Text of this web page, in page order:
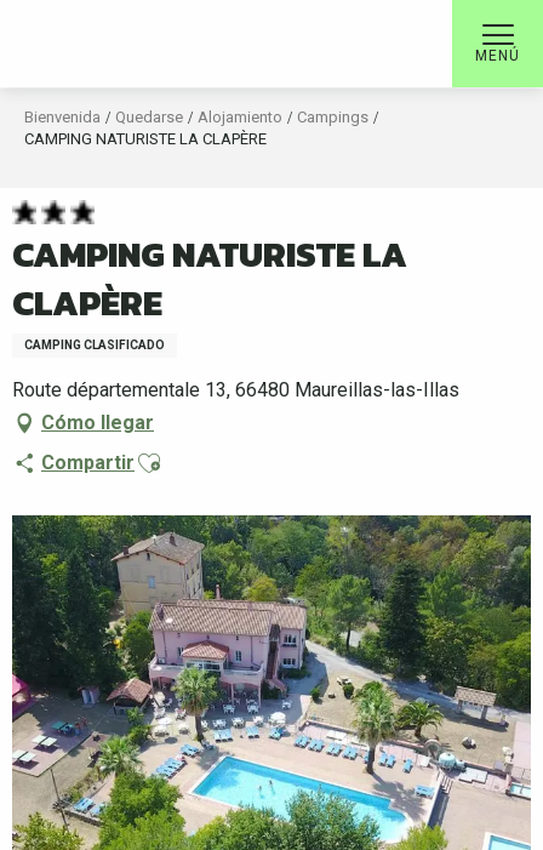
MENÚ
Bienvenida Quedarse Alojamiento
Campings
CAMPING NATURISTE LA CLAPÈRE
CAMPING NATURISTE LA
CLAPÈRE
CAMPING CLASIFICADO
Route départementale 13, 66480 Maureillas-las-Illas
Cómo llegar
Compartir Ajouter aux favoris